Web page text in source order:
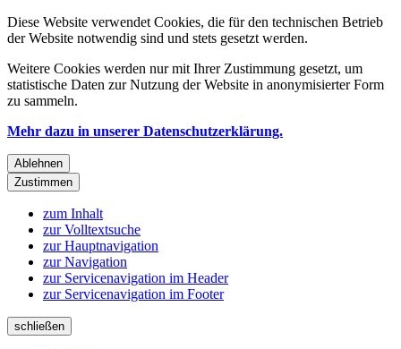
Diese Website verwendet Cookies, die für den technischen Betrieb
der Website notwendig sind und stets gesetzt werden.
Weitere Cookies werden nur mit Ihrer Zustimmung gesetzt, um
statistische Daten zur Nutzung der Website in anonymisierter Form
zu sammeln.
Mehr dazu in unserer Datenschutzerklärung.
Ablehnen
Zustimmen
zum Inhalt
zur Volltextsuche
zur Hauptnavigation
zur Navigation
zur Servicenavigation im Header
zur Servicenavigation im Footer
schließen